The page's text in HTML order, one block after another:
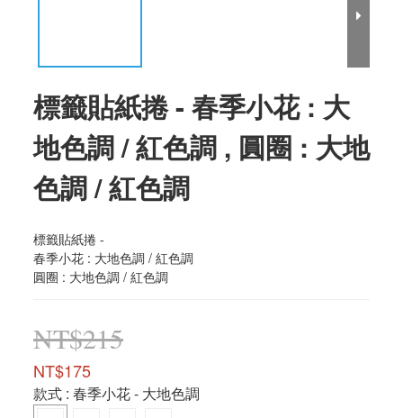
標籤貼紙捲 - 春季小花 : 大
地色調 / 紅色調 , 圓圈 : 大地
色調 / 紅色調
標籤貼紙捲 -
春季小花 : 大地色調 / 紅色調
圓圈 : 大地色調 / 紅色調
NT$215
NT$175
款式 : 春季小花 - 大地色調